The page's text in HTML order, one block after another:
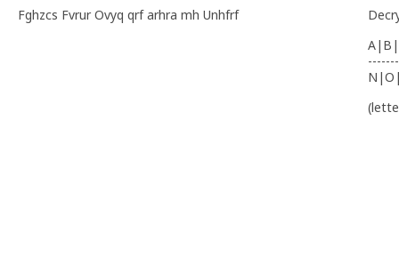
Fghzcs Fvrur Ovyq qrf arhra mh Unhfrf